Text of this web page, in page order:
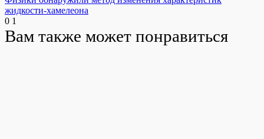
жидкости-хамелеона
0 1
Вам также может понравиться